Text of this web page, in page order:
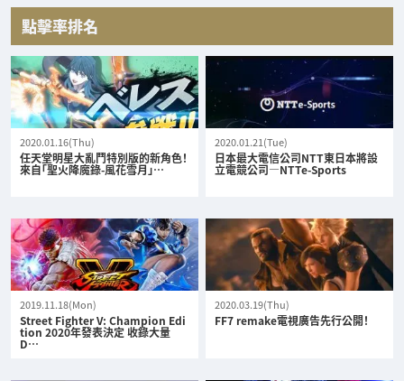
點擊率排名
2020.01.16(Thu)
任天堂明星大亂鬥特別版的新角色！
來自「聖火降魔錄-風花雪月」…
2020.01.21(Tue)
日本最大電信公司NTT東日本將設
立電競公司—NTTe-Sports
2019.11.18(Mon)
Street Fighter V: Champion Edi
tion 2020年發表決定 收錄大量
D…
2020.03.19(Thu)
FF7 remake電視廣告先行公開！